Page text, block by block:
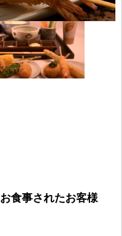
お食事されたお客様